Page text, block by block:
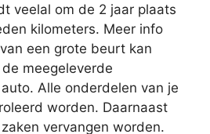
veelal om de 2 jaar plaats
kilometers. Meer info
een grote beurt kan
meegeleverde
Alle onderdelen van je
worden. Daarnaast
vervangen worden.